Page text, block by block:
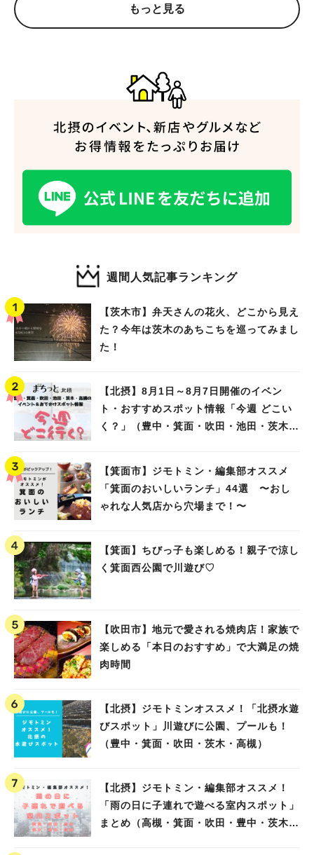
もっと見る
週間人気記事ランキング
【茨木市】弁天さんの花火、どこから見え
た？今年は茨木のあちこちを巡ってみまし
た！
【北摂】8月1日～8月7日開催のイベン
ト・おすすめスポット情報「今週 どこい
く？」（豊中・箕面・吹田・池田・茨木・
【箕面市】ジモトミン・編集部オススメ
「箕面のおいしいランチ」44選 〜おし
ゃれな人気店から穴場まで！〜
【箕面】ちびっ子も楽しめる！親子で涼し
く箕面西公園で川遊び♡
【吹田市】地元で愛される焼肉店！家族で
楽しめる「本日のおすすめ」で大満足の焼
肉時間
【北摂】ジモトミンオススメ！「北摂水遊
びスポット」川遊びに公園、プールも！
（豊中・箕面・吹田・茨木・高槻）
【北摂】ジモトミン・編集部オススメ！
「雨の日に子連れで遊べる室内スポット」
まとめ（高槻・箕面・吹田・豊中・茨木・
#大阪学院大 商品開発プロジェクト